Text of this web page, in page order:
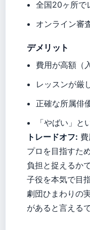
全国20ヶ所で
オンライン審
デメリット
費用が高額（
レッスンが厳
正確な所属俳
「やばい」
トレードオフ:
プロを目指すた
負担と捉えるか
子役を本気で目
劇団ひまわりの
があると言える